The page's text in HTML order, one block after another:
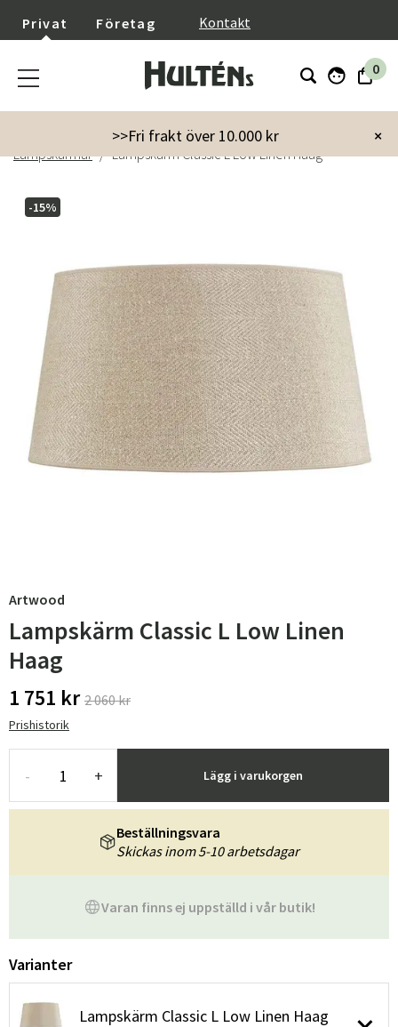
Privat Företag Kontakt
0
×
>>Fri frakt över 10.000 kr
Inredning
Lampor & belysning
Lampskärmar
Lampskärm Classic L Low Linen Haag
-15%
Artwood
Lampskärm Classic L Low Linen
Haag
1 751 kr 2 060 kr
Prishistorik
- + Lägg i varukorgen
Varan finns ej uppställd i vår butik!
Beställningsvara
Skickas inom 5-10 arbetsdagar
Varianter
Lampskärm Classic L Low Linen Haag